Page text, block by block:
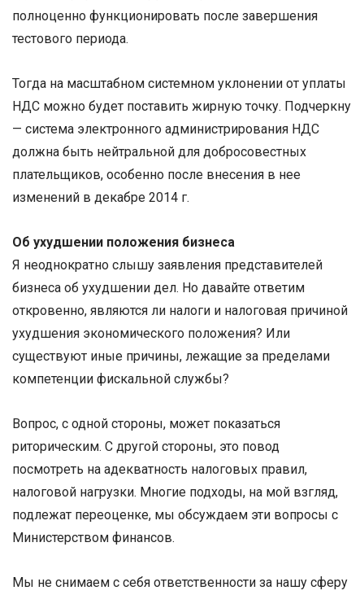
полноценно функционировать после завершения
тестового периода.
Тогда на масштабном системном уклонении от уплаты
НДС можно будет поставить жирную точку. Подчеркну
— система электронного администрирования НДС
должна быть нейтральной для добросовестных
плательщиков, особенно после внесения в нее
изменений в декабре 2014 г.
Об ухудшении положения бизнеса
Я неоднократно слышу заявления представителей
бизнеса об ухудшении дел. Но давайте ответим
откровенно, являются ли налоги и налоговая причиной
ухудшения экономического положения? Или
существуют иные причины, лежащие за пределами
компетенции фискальной службы?
Вопрос, с одной стороны, может показаться
риторическим. С другой стороны, это повод
посмотреть на адекватность налоговых правил,
налоговой нагрузки. Многие подходы, на мой взгляд,
подлежат переоценке, мы обсуждаем эти вопросы с
Министерством финансов.
Мы не снимаем с себя ответственности за нашу сферу